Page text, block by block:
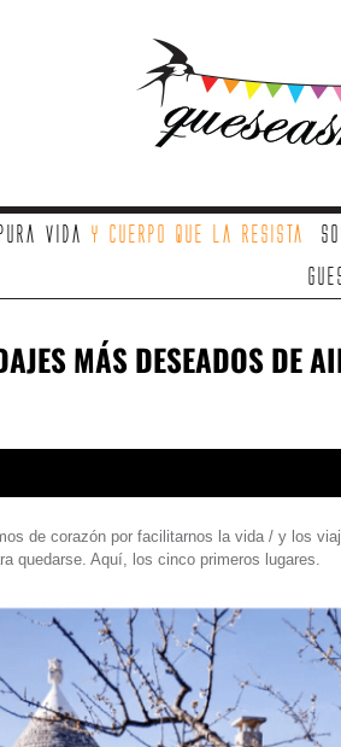
Pura vida y cuerpo que la resista
MÁS DESEADOS DE
de corazón por facilitarnos la vida / y los
quedarse. Aquí, los cinco primeros lugares.